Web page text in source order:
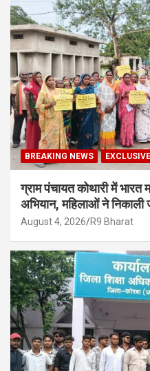
BREAKING NEWS EXCLUSIVE
ग्राम पंचायत कोथारी में भारत
अभियान, महिलाओं ने निकाली
August 4, 2026 R9 Bharat